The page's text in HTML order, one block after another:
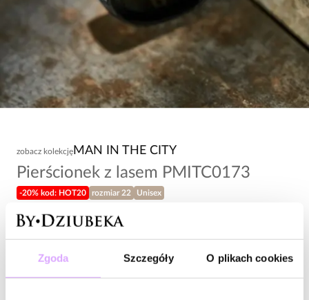
Zgoda Szczegóły O plikach cookies
zobacz kolekcję MAN IN THE CITY
Pierścionek z lasem PMITC0173
-20% kod: HOT20 rozmiar 22 Unisex
138,00 zł
Zapytaj o produkt